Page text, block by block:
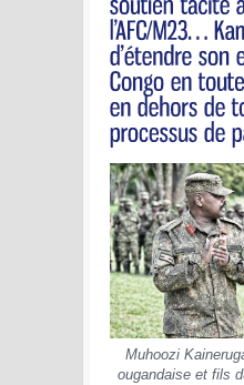
Muhoozi
ougandaise et fils